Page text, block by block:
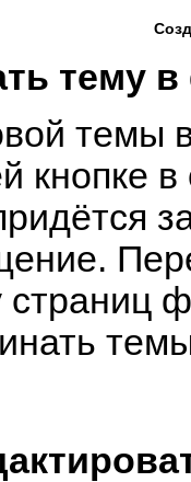
тему
темы
кнопке